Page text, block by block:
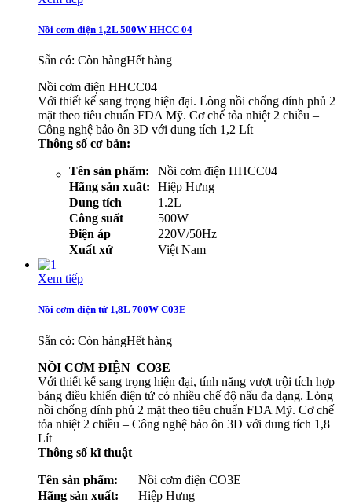
Nồi cơm điện 1,2L 500W HHCC 04
Sẵn có: Còn hàngHết hàng
Nồi cơm điện HHCC04
Với thiết kế sang trọng hiện đại. Lòng nồi chống dính phủ 2
mặt theo tiêu chuẩn FDA Mỹ. Cơ chế tỏa nhiệt 2 chiều –
Công nghệ bảo ôn 3D với dung tích 1,2 Lít
Thông số cơ bản:
Tên sản phẩm:
Nồi cơm điện HHCC04
Hãng sản xuất:
Hiệp Hưng
Dung tích
1.2L
Công suất
500W
Điện áp
220V/50Hz
Xuất xứ
Việt Nam
Xem tiếp
Nồi cơm điện tử 1,8L 700W C03E
Sẵn có: Còn hàngHết hàng
NỒI CƠM ĐIỆN CO3E
Với thiết kế sang trọng hiện đại, tính năng vượt trội tích hợp
bảng điều khiển điện tử có nhiều chế độ nấu đa dạng. Lòng
nồi chống dính phủ 2 mặt theo tiêu chuẩn FDA Mỹ. Cơ chế
tỏa nhiệt 2 chiều – Công nghệ bảo ôn 3D với dung tích 1,8
Lít
Thông số kĩ thuật
Tên sản phẩm:
Nồi cơm điện CO3E
Hãng sản xuất:
Hiệp Hưng